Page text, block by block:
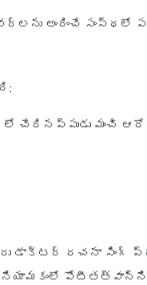
అందించే సంస్థలో
చేరినప్పుడు మంచి
డాక్టర్ రచనా సింగ్
నియామకంలో పోటీతత్వాన్ని